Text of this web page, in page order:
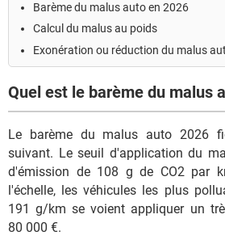
Barème du malus auto en 2026
Calcul du malus au poids
Exonération ou réduction du malus
Quel est le barème du malus
Le barème du malus auto 2026
suivant. Le seuil d'application du
d'émission de 108 g de CO2 par
l'échelle, les véhicules les plus
191 g/km se voient appliquer un
80 000 €.